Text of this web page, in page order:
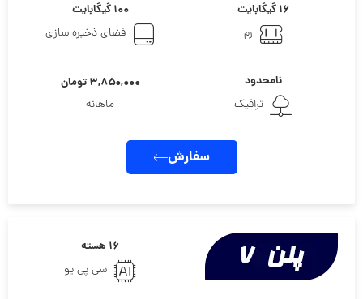
۱۶ گیگابایت
رم
۱۰۰ گیگابایت
فضای ذخیره سازی
نامحدود
ترافیک
۳,۸۵۰,۰۰۰ تومان
ماهانه
سفارش
۱۶ هسته
سی پی یو